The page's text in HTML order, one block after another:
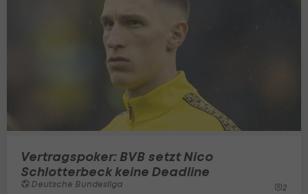
Vertragspoker: BVB setzt Nico
Schlotterbeck keine Deadline
Deutsche Bundesliga 2